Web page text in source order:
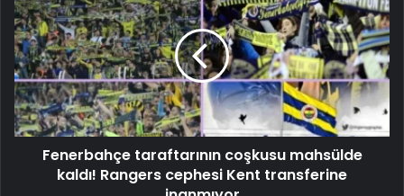
Fenerbahçe taraftarının coşkusu mahsülde
kaldı! Rangers cephesi Kent transferine